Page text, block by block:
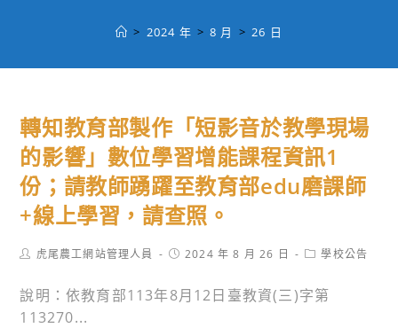
> 2024 年 > 8 月 > 26 日
轉知教育部製作「短影音於教學現場
的影響」數位學習增能課程資訊1
份；請教師踴躍至教育部edu磨課師
+線上學習，請查照。
Post虎尾農工網站管理人員
Post2024 年 8 月 26 日
Post學校公告
說明：依教育部113年8月12日臺教資(三)字第
113270...